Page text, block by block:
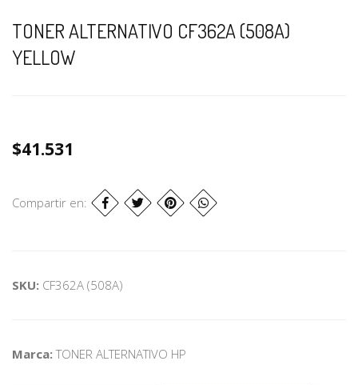
TONER ALTERNATIVO CF362A (508A)
YELLOW
$41.531
Compartir en:
SKU: CF362A (508A)
Marca:TONER ALTERNATIVO HP